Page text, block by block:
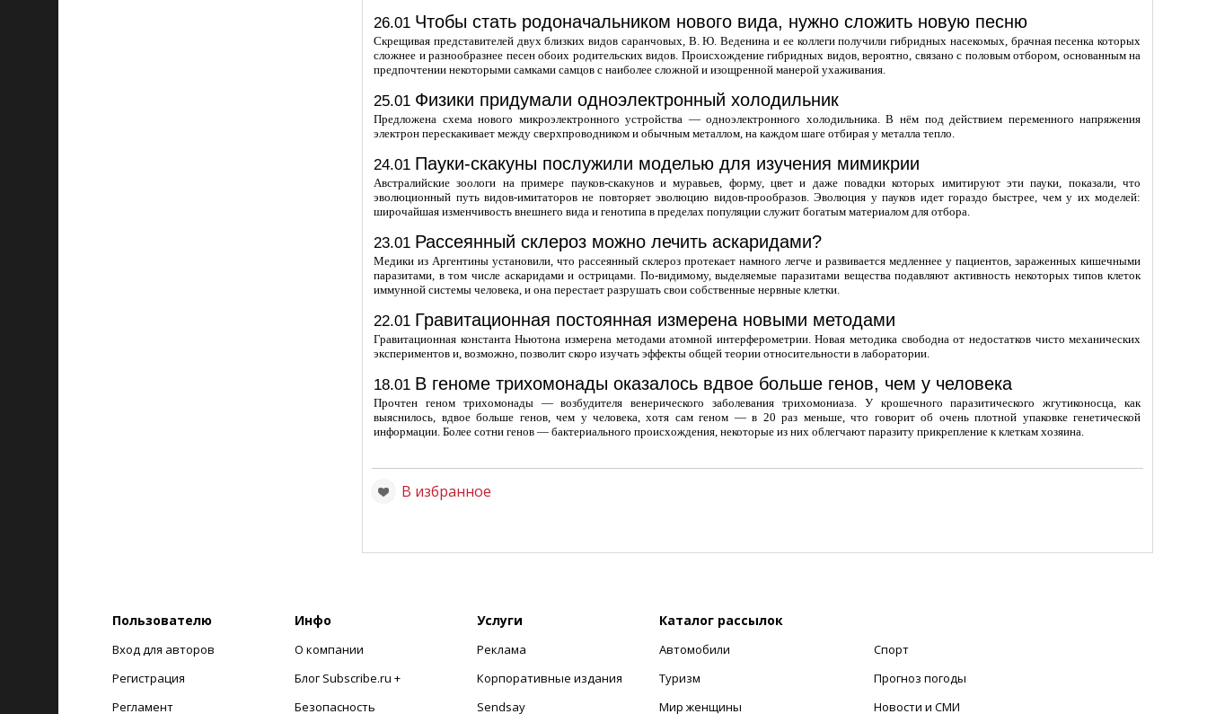
26.01 Чтобы стать родоначальником нового вида, нужно сложить новую песню
Скрещивая представителей двух близких видов саранчовых, В. Ю. Веденина и ее коллеги получили гибридных насекомых, брачная песенка которых
сложнее и разнообразнее песен обоих родительских видов. Происхождение гибридных видов, вероятно, связано с половым отбором, основанным на
предпочтении некоторыми самками самцов с наиболее сложной и изощренной манерой ухаживания.
25.01 Физики придумали одноэлектронный холодильник
Предложена схема нового микроэлектронного устройства — одноэлектронного холодильника. В нём под действием переменного напряжения
электрон перескакивает между сверхпроводником и обычным металлом, на каждом шаге отбирая у металла тепло.
24.01 Пауки-скакуны послужили моделью для изучения мимикрии
Австралийские зоологи на примере пауков-скакунов и муравьев, форму, цвет и даже повадки которых имитируют эти пауки, показали, что
эволюционный путь видов-имитаторов не повторяет эволюцию видов-прообразов. Эволюция у пауков идет гораздо быстрее, чем у их моделей:
широчайшая изменчивость внешнего вида и генотипа в пределах популяции служит богатым материалом для отбора.
23.01 Рассеянный склероз можно лечить аскаридами?
Медики из Аргентины установили, что рассеянный склероз протекает намного легче и развивается медленнее у пациентов, зараженных кишечными
паразитами, в том числе аскаридами и острицами. По-видимому, выделяемые паразитами вещества подавляют активность некоторых типов клеток
иммунной системы человека, и она перестает разрушать свои собственные нервные клетки.
22.01 Гравитационная постоянная измерена новыми методами
Гравитационная константа Ньютона измерена методами атомной интерферометрии. Новая методика свободна от недостатков чисто механических
экспериментов и, возможно, позволит скоро изучать эффекты общей теории относительности в лаборатории.
18.01 В геноме трихомонады оказалось вдвое больше генов, чем у человека
Прочтен геном трихомонады — возбудителя венерического заболевания трихомониаза. У крошечного паразитического жгутиконосца, как
выяснилось, вдвое больше генов, чем у человека, хотя сам геном — в 20 раз меньше, что говорит об очень плотной упаковке генетической
информации. Более сотни генов — бактериального происхождения, некоторые из них облегчают паразиту прикрепление к клеткам хозяина.
В избранное
Пользователю
Вход для авторов
Регистрация
Регламент
Инфо
О компании
Блог Subscribe.ru +
Безопасность
Услуги
Реклама
Корпоративные издания
Sendsay
Каталог рассылок
Автомобили
Туризм
Мир женщины
Спорт
Прогноз погоды
Новости и СМИ